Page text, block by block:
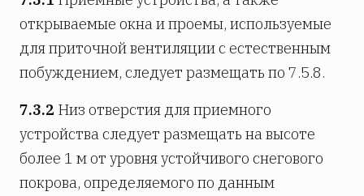
открываемые окна и проемы, используемые
для приточной вентиляции с естественным
побуждением, следует размещать по 7.5.8.
7.3.2 Низ отверстия для приемного
устройства следует размещать на высоте
более 1 м от уровня устойчивого снегового
покрова, определяемого по данным